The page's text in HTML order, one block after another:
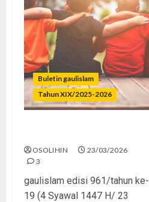
Buletin gaulislam
Tahun XIX/2025-2026
OSOLIHIN
23/03/2026
3
gaulislam edisi 961/tahun ke-
19 (4 Syawal 1447 H/ 23